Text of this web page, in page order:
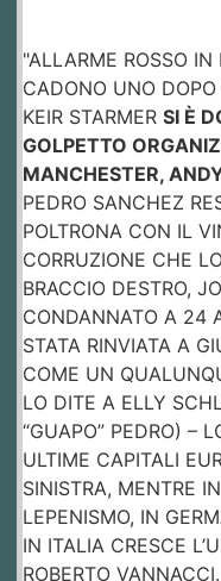
"ALLARME ROSSO IN
CADONO UNO DOPO
KEIR STARMER SI È
GOLPETTO
MANCHESTER,
PEDRO SANCHEZ
POLTRONA CON IL
CORRUZIONE CHE
BRACCIO DESTRO,
CONDANNATO A 24
STATA RINVIATA A
COME UN
LO DITE A ELLY
“GUAPO” PEDRO) –
ULTIME CAPITALI
SINISTRA, MENTRE
LEPENISMO, IN
IN ITALIA CRESCE
ROBERTO